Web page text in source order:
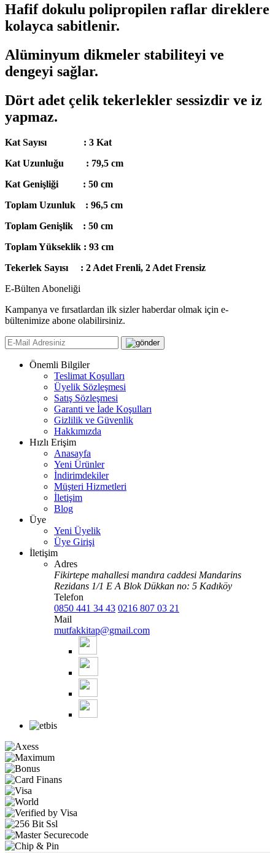
Hafif dokulu polipropilen raflar direklere
kolayca sabitlenir.
Alüminyum dikmeler stabiliteyi ve
dengeyi sağlar.
Dört adet çelik tekerlekler sessizdir ve iz
yapmaz.
Kat Sayısı : 3 Kat
Kat Uzunluğu : 79,5 cm
Kat Genişliği : 50 cm
Toplam Uzunluk : 96,5 cm
Toplam Genişlik : 50 cm
Toplam Yükseklik : 93 cm
Tekerlek Sayısı : 2 Adet Frenli, 2 Adet Frensiz
E-Bülten Aboneliği
Kampanya ve fırsatlardan ilk sizler haberdar olmak için e-
bültenimize abone olabilirsiniz.
Önemli Bilgiler
Teslimat Koşulları
Üyelik Sözleşmesi
Satış Sözleşmesi
Garanti ve İade Koşulları
Gizlilik ve Güvenlik
Hakkımızda
Hızlı Erişim
Anasayfa
Yeni Ürünler
İndirimdekiler
Müşteri Hizmetleri
İletişim
Blog
Üye
Yeni Üyelik
Üye Girişi
İletişim
Adres
Fikirtepe mahallesi mandıra caddesi Mandarins
Rezidans 1/1 E A Blok Dükkan no: 5 Kadıköy
Telefon
0850 441 34 43 0216 807 03 21
Mail
mutfakkitap@gmail.com